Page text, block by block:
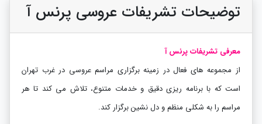
توضیحات تشریفات عروسی پرنس آ
معرفی تشریفات پرنس آ
از مجموعه های فعال در زمینه برگزاری مراسم عروسی در غرب تهران
است که با برنامه ریزی دقیق و خدمات متنوع، تلاش می کند تا هر
مراسم را به شکلی منظم و دل نشین برگزار کند.